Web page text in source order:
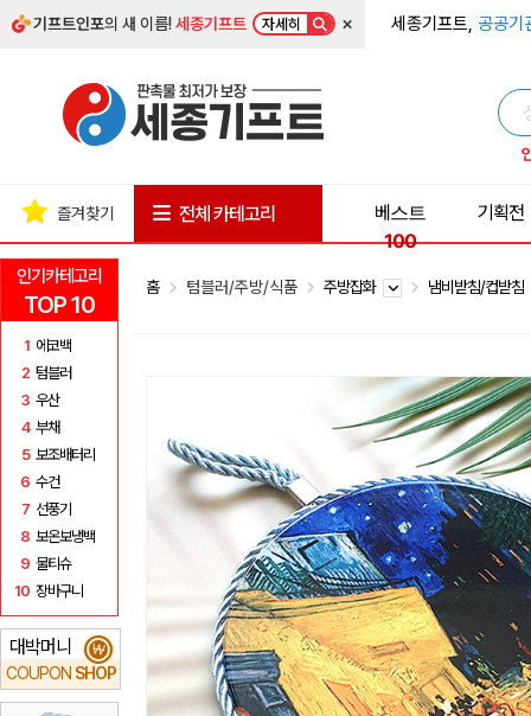
기프트인포의 새 이름!세종기프트 자세히 × 세종기프트, 공공기
인기카테고리
TOP 10
1 에코백
2 텀블러
3 우산
4 부채
5 보조배터리
6 수건
7 선풍기
8 보온보냉백
9 물티슈
10 장바구니
대박머니
COUPON SHOP
₩
즐겨찾기 전체 카테고리
베스트
100
기획전
홈 텀블러/주방/식품 주방잡화 냄비받침/컵받침